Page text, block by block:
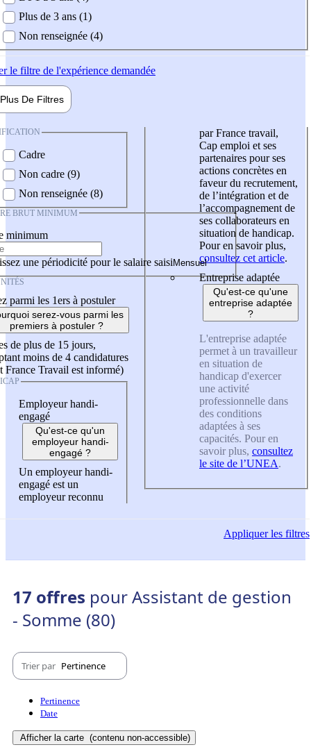
Plus de 3 ans (1)
Non renseignée (4)
le filtre de l'expérience demandée
Plus De Filtres
Cadre
Non cadre (9)
Non renseignée (8)
BRUT MINIMUM
minimum
une périodicité pour le salaire saisi
parmi les 1ers à postuler
serez-vous parmi les
premiers à postuler ?
de plus de 15 jours,
moins de 4 candidatures
France Travail est informé)
Employeur handi-
engagé
Qu'est-ce qu'un
employeur handi-
engagé ?
Un employeur handi-
engagé est un
employeur reconnu
par France travail,
Cap emploi et ses
partenaires pour ses
actions concrètes en
faveur du recrutement,
de l’intégration et de
l’accompagnement de
ses collaborateurs en
situation de handicap.
Pour en savoir plus,
consultez cet article.
Entreprise adaptée
Qu'est-ce qu'une
entreprise adaptée
?
L'entreprise adaptée
permet à un travailleur
en situation de
handicap d'exercer
une activité
professionnelle dans
des conditions
adaptées à ses
capacités. Pour en
savoir plus, consultez
le site de l’UNEA.
Appliquerles filtres
17 offres pour Assistant de gestion
- Somme (80)
Trier par Pertinence
Pertinence
Date
Afficher la carte (contenu non-accessible)